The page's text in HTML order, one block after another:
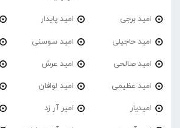
امید برجی امید پایدار
امید حاجیلی امید سوسنی
امید صالحی امید عرش
امید عظیمی امید لوافان
امیدیار امیر آر زد